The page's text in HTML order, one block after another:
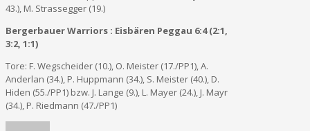
43.), M. Strassegger (19.)
Bergerbauer Warriors : Eisbären Peggau 6:4 (2:1,
3:2, 1:1)
Tore: F. Wegscheider (10.), O. Meister (17./PP1), A.
Anderlan (34.), P. Huppmann (34.), S. Meister (40.), D.
Hiden (55./PP1) bzw. J. Lange (9.), L. Mayer (24.), J. Mayr
(34.), P. Riedmann (47./PP1)